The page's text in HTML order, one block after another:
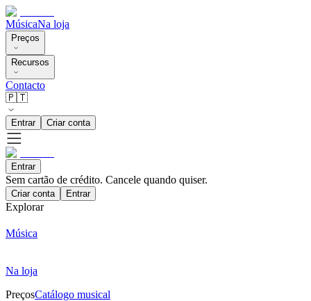
MúsicaNa loja
Preços
Recursos
Contacto
🇵🇹
Entrar Criar conta
Entrar
Sem cartão de crédito. Cancele quando quiser.
Criar conta Entrar
Explorar
Música
Na loja
PreçosCatálogo musical